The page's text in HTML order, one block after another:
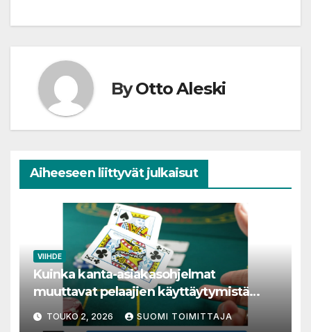
ByOtto Aleski
Aiheeseen liittyvät julkaisut
VIIHDE
Kuinka kanta-asiakasohjelmat
muuttavat pelaajien käyttäytymistä
nettikasinoilla
TOUKO 2, 2026 SUOMI TOIMITTAJA